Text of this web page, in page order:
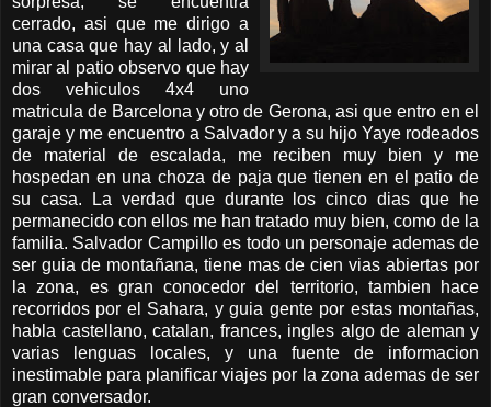
cerrado, asi que me dirigo a
una casa que hay al lado, y al
mirar al patio observo que hay
dos vehiculos 4x4 uno
matricula de Barcelona yotro de Gerona, asi que entro en el
garaje y me encuentro a Salvador y a su hijo Yaye rodeados
de material de escalada, me reciben muy bien y me
hospedan en una choza de paja que tienen en el patio de
su casa. La verdad que durante los cinco dias que he
permanecido con ellos me han tratado muy bien, como de la
familia. Salvador Campillo es todo un personaje ademas de
ser guia de montañana, tiene mas de cien vias abiertas por
la zona, es gran conocedor del territorio, tambien hace
recorridos por el Sahara, y guia gente por estas montañas,
habla castellano, catalan, frances, ingles algo de aleman y
varias lenguas locales, y una fuente de informacion
inestimable para planificar viajes por la zona ademas de ser
gran conversador.